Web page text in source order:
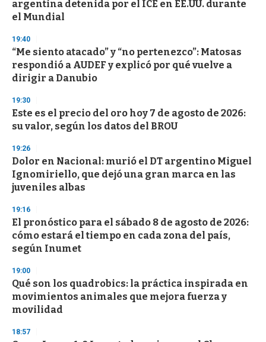
o
n
argentina detenida por el ICE en EE.UU. durante
el Mundial
19:40
“Me siento atacado” y “no pertenezco”: Matosas
respondió a AUDEF y explicó por qué vuelve a
dirigir a Danubio
19:30
Este es el precio del oro hoy 7 de agosto de 2026:
su valor, según los datos del BROU
19:26
Dolor en Nacional: murió el DT argentino Miguel
Ignomiriello, que dejó una gran marca en las
juveniles albas
19:16
El pronóstico para el sábado 8 de agosto de 2026:
cómo estará el tiempo en cada zona del país,
según Inumet
19:00
Qué son los quadrobics: la práctica inspirada en
movimientos animales que mejora fuerza y
movilidad
18:57